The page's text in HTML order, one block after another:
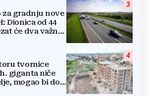
3
za gradnju nove
Dionica od 44
će dva važna
4
tvornice
giganta niče
mogao bi doći